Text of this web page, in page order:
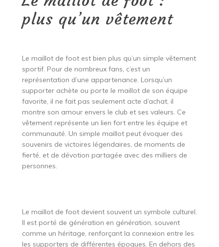
plus qu’un vêtement
Le maillot de foot est bien plus qu’un simple vêtement
sportif. Pour de nombreux fans, c’est un
représentation d’une appartenance. Lorsqu’un
supporter achète ou porte le maillot de son équipe
favorite, il ne fait pas seulement acte d’achat, il
montre son amour envers le club et ses valeurs. Ce
vêtement représente un lien fort entre les équipe et
communauté. Un simple maillot peut évoquer des
souvenirs de victoires légendaires, de moments de
fierté, et de dévotion partagée avec des milliers de
personnes.
Le maillot de foot devient souvent un symbole culturel.
Il est porté de génération en génération, souvent
comme un héritage, renforçant la connexion entre les
les supporters de différentes époques. En dehors des